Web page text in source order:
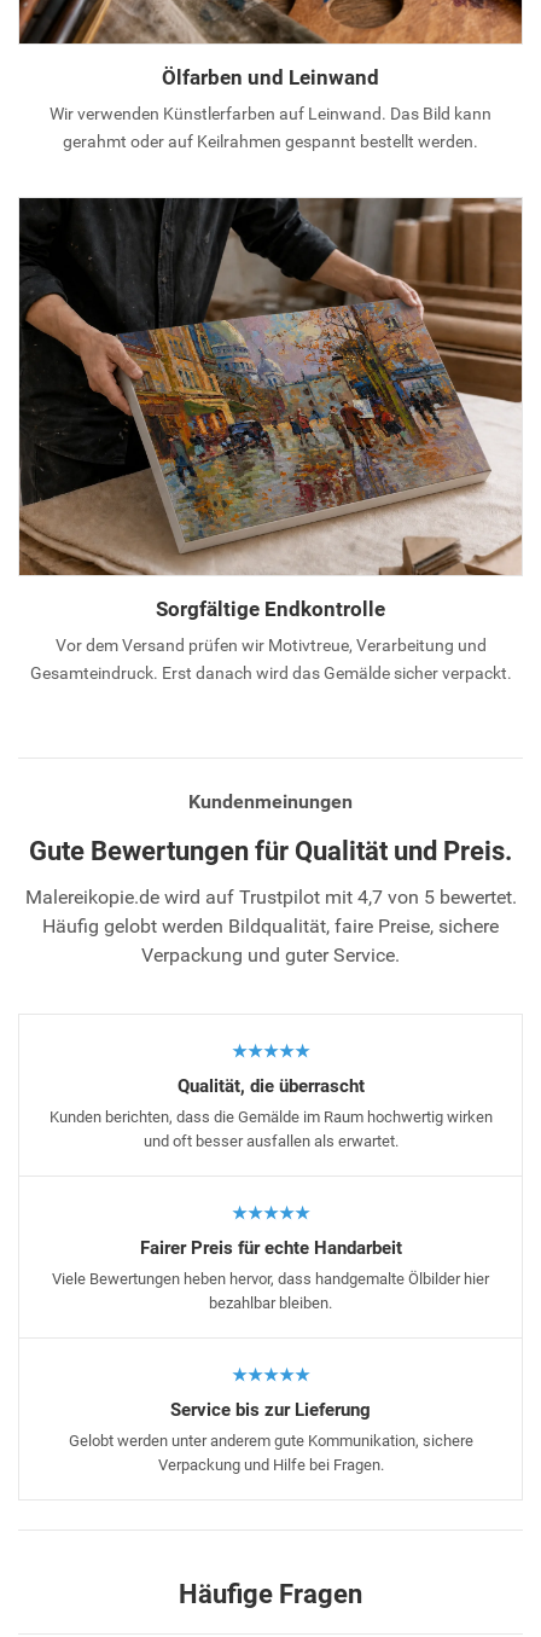
Ölfarben und Leinwand
Wir verwenden Künstlerfarben auf Leinwand. Das Bild kann
gerahmt oder auf Keilrahmen gespannt bestellt werden.
Sorgfältige Endkontrolle
Vor dem Versand prüfen wir Motivtreue, Verarbeitung und
Gesamteindruck. Erst danach wird das Gemälde sicher verpackt.
Kundenmeinungen
Gute Bewertungen für Qualität und Preis.
Malereikopie.de wird auf Trustpilot mit 4,7 von 5 bewertet.
Häufig gelobt werden Bildqualität, faire Preise, sichere
Verpackung und guter Service.
★★★★★
Qualität, die überrascht
Kunden berichten, dass die Gemälde im Raum hochwertig wirken
und oft besser ausfallen als erwartet.
★★★★★
Fairer Preis für echte Handarbeit
Viele Bewertungen heben hervor, dass handgemalte Ölbilder hier
bezahlbar bleiben.
★★★★★
Service bis zur Lieferung
Gelobt werden unter anderem gute Kommunikation, sichere
Verpackung und Hilfe bei Fragen.
Häufige Fragen